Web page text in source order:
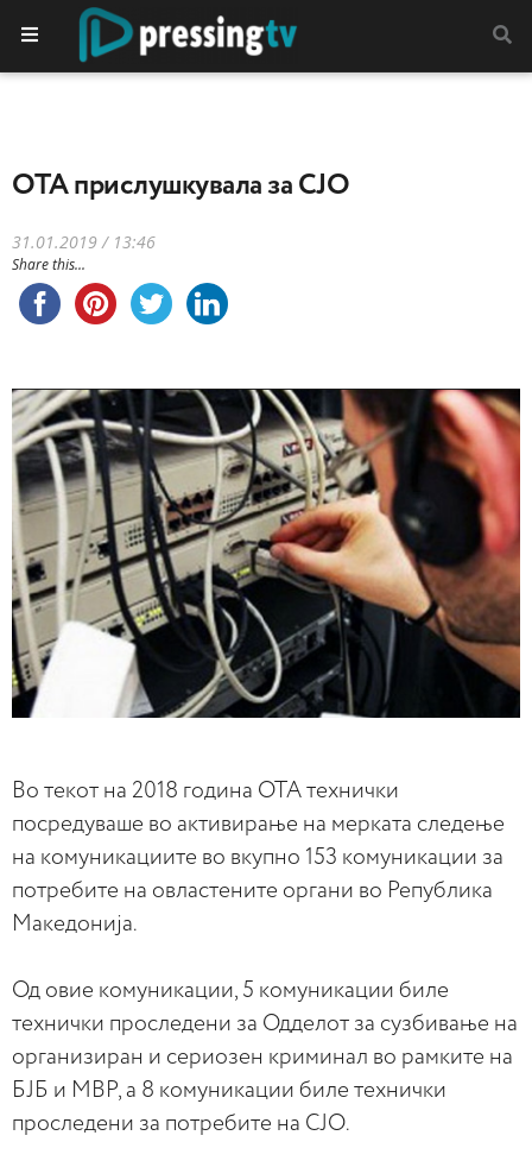
ОТА прислушкувала за СЈО
31.01.2019 / 13:46
Share this...
Во текот на 2018 година ОТА технички
посредуваше во активирање на мерката следење
на комуникациите во вкупно 153 комуникации за
потребите на овластените органи во Република
Македонија.
Од овие комуникации, 5 комуникации биле
технички проследени за Одделот за сузбивање на
организиран и сериозен криминал во рамките на
БЈБ и МВР, а 8 комуникации биле технички
проследени за потребите на СЈО.